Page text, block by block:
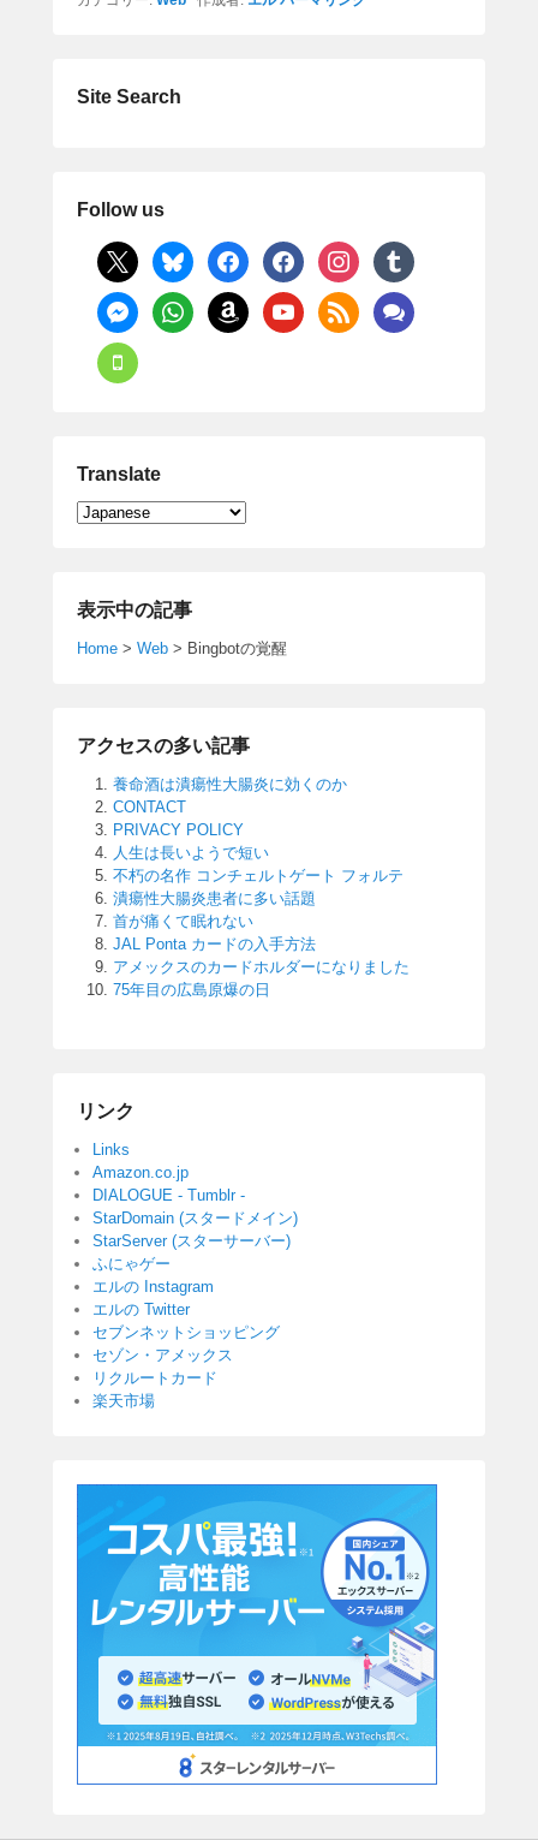
b
k
tt
e
Site Search
Follow us
x bluesky facebookfacebookinstagramtumblr
messengerwhatsappamazon youtube rss comments
mobile
Translate
表示中の記事
Home > Web > Bingbotの覚醒
アクセスの多い記事
養命酒は潰瘍性大腸炎に効くのか
CONTACT
PRIVACY POLICY
人生は長いようで短い
不朽の名作 コンチェルトゲート フォルテ
潰瘍性大腸炎患者に多い話題
首が痛くて眠れない
JAL Ponta カードの入手方法
アメックスのカードホルダーになりました
75年目の広島原爆の日
リンク
Links
Amazon.co.jp
DIALOGUE - Tumblr -
StarDomain (スタードメイン)
StarServer (スターサーバー)
ふにゃゲー
エルの Instagram
エルの Twitter
セブンネットショッピング
セゾン・アメックス
リクルートカード
楽天市場